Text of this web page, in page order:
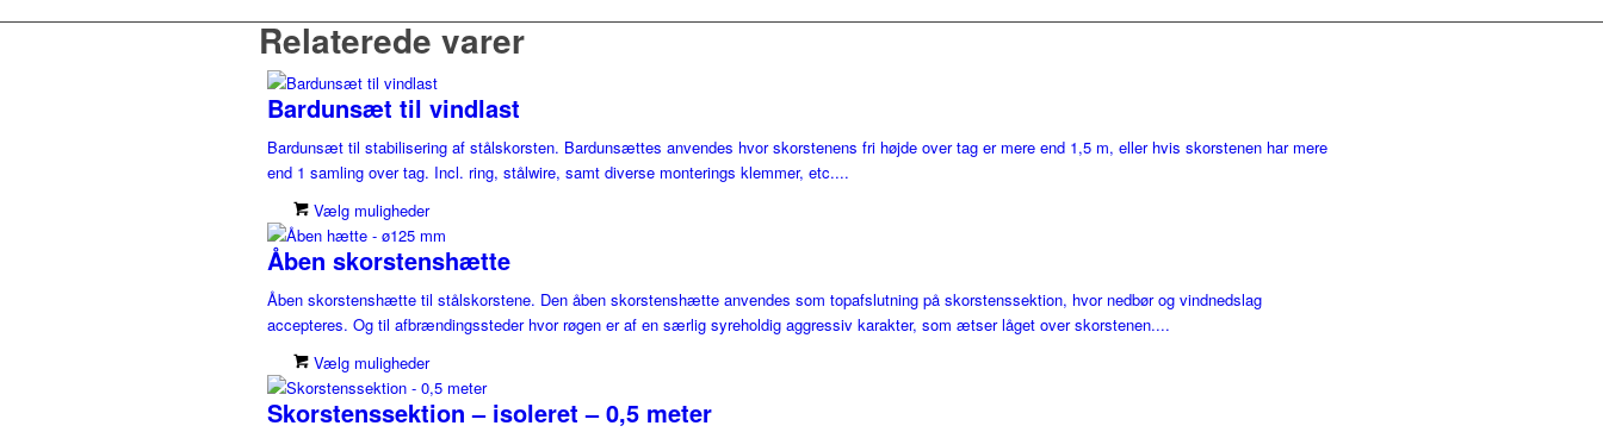
Relaterede varer
Bardunsæt til vindlast
Bardunsæt til stabilisering af stålskorsten. Bardunsættes anvendes hvor skorstenens fri højde over tag er mere end 1,5 m, eller hvis skorstenen har mere
end 1 samling over tag. Incl. ring, stålwire, samt diverse monterings klemmer, etc....
Vælg muligheder
Åben skorstenshætte
Åben skorstenshætte til stålskorstene. Den åben skorstenshætte anvendes som topafslutning på skorstenssektion, hvor nedbør og vindnedslag
accepteres. Og til afbrændingssteder hvor røgen er af en særlig syreholdig aggressiv karakter, som ætser låget over skorstenen....
Vælg muligheder
Skorstenssektion – isoleret – 0,5 meter